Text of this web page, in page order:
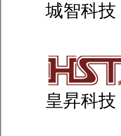
城智科技
皇昇科技